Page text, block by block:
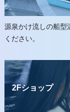
源泉かけ流しの船型
ください。
2Fショップ